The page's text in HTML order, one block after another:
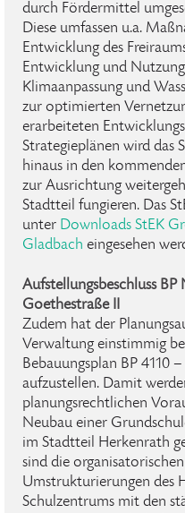
durch Fördermittel
Diese umfassen u.a.
Entwicklung des
Entwicklung und
Klimaanpassung und
zur optimierten
erarbeiteten
Strategieplänen wird das
hinaus in den
zur Ausrichtung
Stadtteil fungieren. Das
unter Downloads StEK
Gladbach eingesehen
Aufstellungsbeschluss BP
Goethestraße II
Zudem hat der
Verwaltung einstimmig
Bebauungsplan BP 4110
aufzustellen. Damit
planungsrechtlichen
Neubau einer
im Stadtteil Herkenrath
sind die
Umstrukturierungen des
Schulzentrums mit den